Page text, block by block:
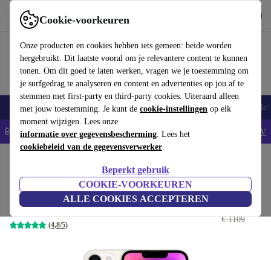
Cookie-voorkeuren
Onze producten en cookies hebben iets gemeen: beide worden
hergebruikt. Dit laatste vooral om je relevantere content te kunnen
tonen. Om dit goed te laten werken, vragen we je toestemming om
je surfgedrag te analyseren en content en advertenties op jou af te
stemmen met first-party en third-party cookies. Uiteraard alleen
met jouw toestemming. Je kunt de cookie-instellingen op elk
moment wijzigen. Lees onze
informatie over gegevensbescherming. Lees het
cookiebeleid van de gegevensverwerker.
Beperkt gebruik
COOKIE-VOORKEUREN
ALLE COOKIES ACCEPTEREN
Gebruik refurbed snel en eenvoudig
Smartphones Laptops Tablets Smartwatches Accessoires
📱5% EXTRA korting op alle iPhones – Code: IPHONEDEAL - AV
iPhone 14
512 GB | Dual-SIM (eSIM, Nano-SIM) | Sterrenlicht
(4,8/5)
€ 1055
€ 1109